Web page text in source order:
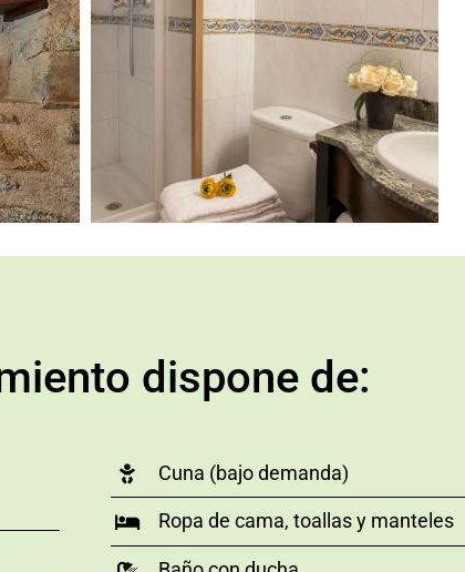
dispone de:
Cuna (bajo demanda)
Ropa de cama, toallas y manteles